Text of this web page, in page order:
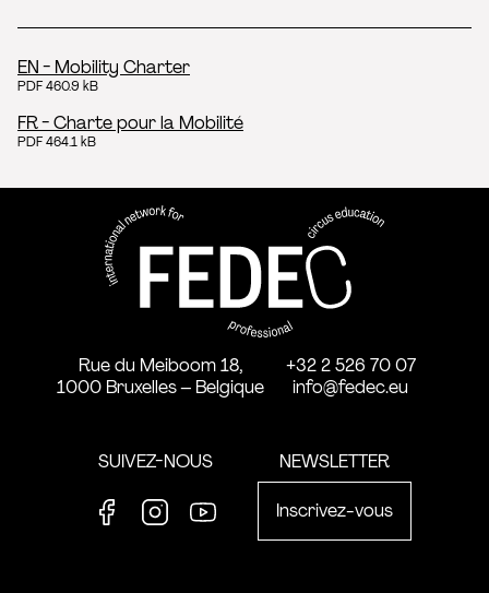
EN - Mobility Charter
PDF 460.9 kB
FR - Charte pour la Mobilité
PDF 464.1 kB
FEDEC - Réseau
professionnelle aux arts du
Rue du Meiboom 18,
1000 Bruxelles – Belgique
+32 2 526 70 07
info@fedec.eu
SUIVEZ-NOUS
Youtube
NEWSLETTER
Inscrivez-vous